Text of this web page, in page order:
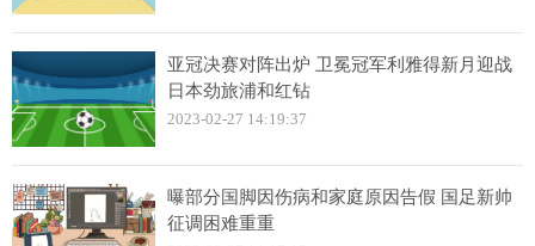
亚冠决赛对阵出炉 卫冕冠军利雅得新月迎战
日本劲旅浦和红钻
2023-02-27 14:19:37
曝部分国脚因伤病和家庭原因告假 国足新帅
征调困难重重